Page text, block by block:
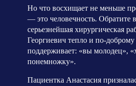
Но что восхищает не меньше
— это человечность. Обратите
серьезнейшая хирургическая
Георгиевич тепло и по-
поддерживает: «вы молодец»,
понемножку».
Пациентка Анастасия